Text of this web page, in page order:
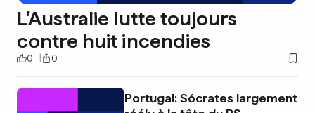
L'Australie lutte toujours
contre huit incendies
0 0
Portugal: Sócrates largement